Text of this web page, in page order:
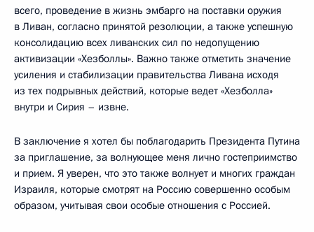
всего, проведение в жизнь эмбарго на поставки оружия
в Ливан, согласно принятой резолюции, а также успешную
консолидацию всех ливанских сил по недопущению
активизации «Хезболлы». Важно также отметить значение
усиления и стабилизации правительства Ливана исходя
из тех подрывных действий, которые ведет «Хезболла»
внутри и Сирия – извне.
В заключение я хотел бы поблагодарить Президента Путина
за приглашение, за волнующее меня лично гостеприимство
и прием. Я уверен, что это также волнует и многих граждан
Израиля, которые смотрят на Россию совершенно особым
образом, учитывая свои особые отношения с Россией.